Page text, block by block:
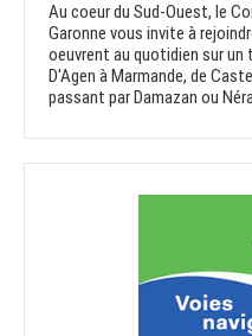
Au coeur du Sud-Ouest, le
Garonne vous invite à
oeuvrent au quotidien sur
D'Agen à Marmande, de
passant par Damazan ou